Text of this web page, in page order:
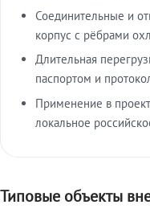
Соединительные и
корпус с рёбрами
Длительная
паспортом и
Применение в
локальное
Типовые объекты